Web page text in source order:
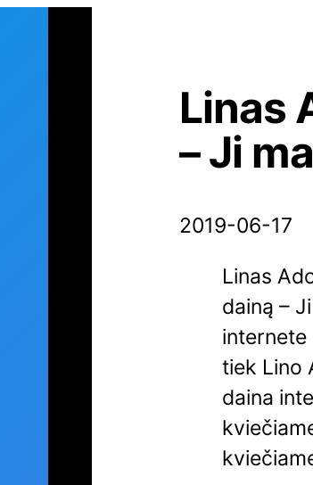
Linas
– Ji
2019-06-17
Linas
dainą –
internete
tiek Lino
daina